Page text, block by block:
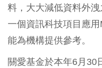
料，大大減低資料外
一個資訊科技項目應
能為機構提供參考。
關愛基金於本年6月30